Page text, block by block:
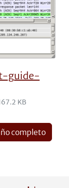
guide-
KB
completo